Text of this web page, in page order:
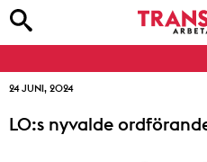
24 JUNI, 2024
LO:s nyvalde